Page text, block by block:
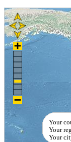
Your
Your
Your